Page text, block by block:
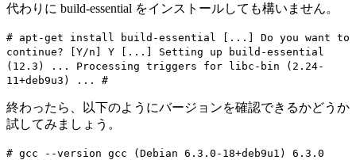
代わりに build-essential をインストールしても構いません。
# apt-get install build-essential [...] Do you want to
continue? [Y/n] Y [...] Setting up build-essential
(12.3) ... Processing triggers for libc-bin (2.24-
11+deb9u3) ... #
終わったら、以下のようにバージョンを確認できるかどうか
試してみましょう。
# gcc --version gcc (Debian 6.3.0-18+deb9u1) 6.3.0